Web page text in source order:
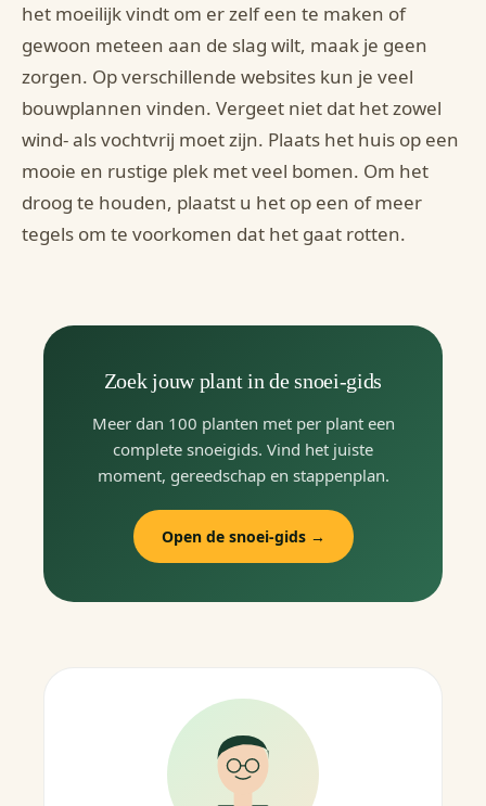
het moeilijk vindt om er zelf een te maken of
gewoon meteen aan de slag wilt, maak je geen
zorgen. Op verschillende websites kun je veel
bouwplannen vinden. Vergeet niet dat het zowel
wind- als vochtvrij moet zijn. Plaats het huis op een
mooie en rustige plek met veel bomen. Om het
droog te houden, plaatst u het op een of meer
tegels om te voorkomen dat het gaat rotten.
Zoek jouw plant in de snoei-gids
Meer dan 100 planten met per plant een
complete snoeigids. Vind het juiste
moment, gereedschap en stappenplan.
Open de snoei-gids →